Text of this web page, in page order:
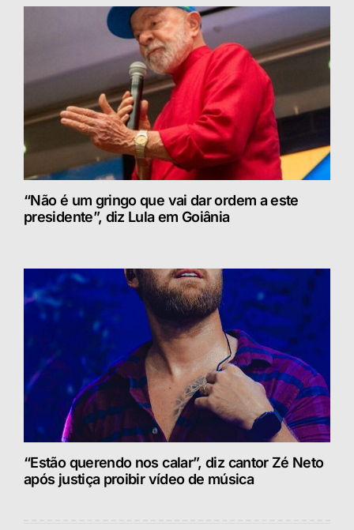
“Não é um gringo que vai dar ordem a este
presidente”, diz Lula em Goiânia
“Estão querendo nos calar”, diz cantor Zé Neto
após justiça proibir vídeo de música